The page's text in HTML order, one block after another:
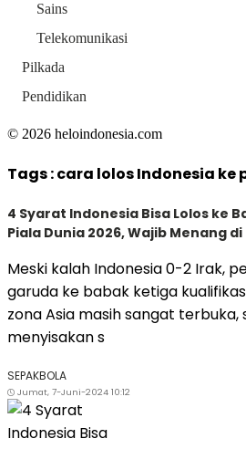
Sains
Telekomunikasi
Pilkada
Pendidikan
© 2026 heloindonesia.com
Tags :cara lolos Indonesia ke
4 Syarat Indonesia Bisa Lolos ke
Piala Dunia 2026, Wajib Menang
Meski kalah Indonesia 0-2 Irak,
garuda ke babak ketiga
zona Asia masih sangat terbuka,
menyisakan s
SEPAKBOLA
Jumat, 7-Juni-2024 10:12